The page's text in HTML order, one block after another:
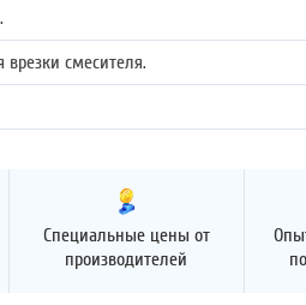
смесителя.
Специальные цены от
производителей